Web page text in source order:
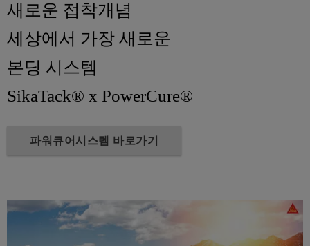
새로운 접착개념
세상에서 가장 새로운
본딩 시스템
SikaTack® x PowerCure®
파워큐어시스템 바로가기